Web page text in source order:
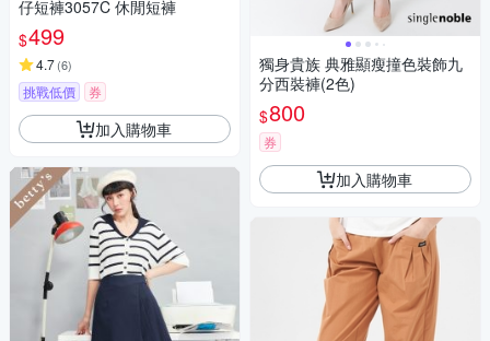
仔短褲3057C 休閒短褲
$499
4.7(6)
挑戰低價 券
加入購物車
獨身貴族 典雅顯瘦撞色裝飾九
分西裝褲(2色)
$800
券
加入購物車